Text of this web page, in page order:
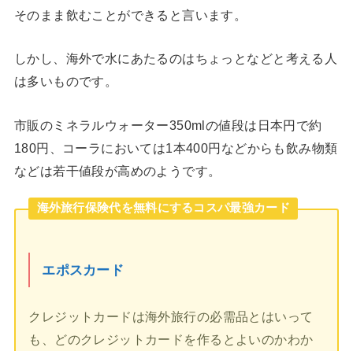
そのまま飲むことができると言います。
しかし、海外で水にあたるのはちょっとなどと考える人
は多いものです。
市販のミネラルウォーター350mlの値段は日本円で約
180円、コーラにおいては1本400円などからも飲み物類
などは若干値段が高めのようです。
海外旅行保険代を無料にするコスパ最強カード
エポスカード
クレジットカードは海外旅行の必需品とはいって
も、どのクレジットカードを作るとよいのかわか